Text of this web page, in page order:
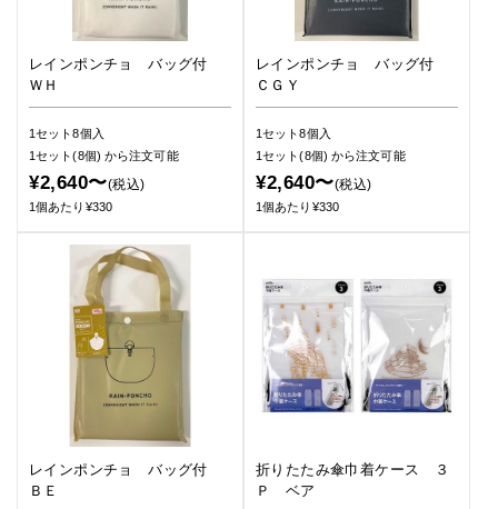
レインポンチョ バッグ付
ＷＨ
1セット8個入
1セット(8個) から注文可能
¥2,640〜(税込)
1個あたり¥330
レインポンチョ バッグ付
ＣＧＹ
1セット8個入
1セット(8個) から注文可能
¥2,640〜(税込)
1個あたり¥330
レインポンチョ バッグ付
ＢＥ
折りたたみ傘巾着ケース ３
Ｐ ベア